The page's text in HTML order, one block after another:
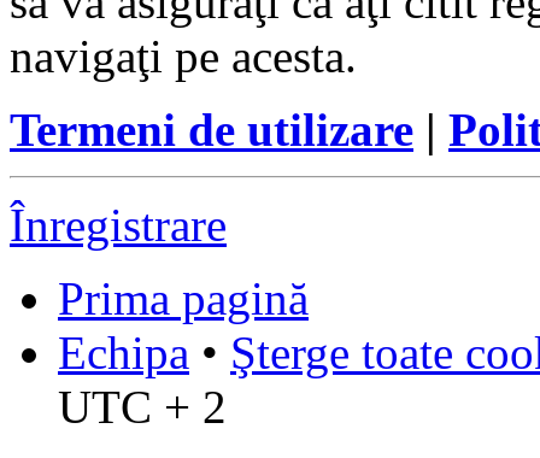
navigaţi pe acesta.
Termeni de utilizare |
Înregistrare
Prima pagină
Echipa • Şterge toate
UTC + 2